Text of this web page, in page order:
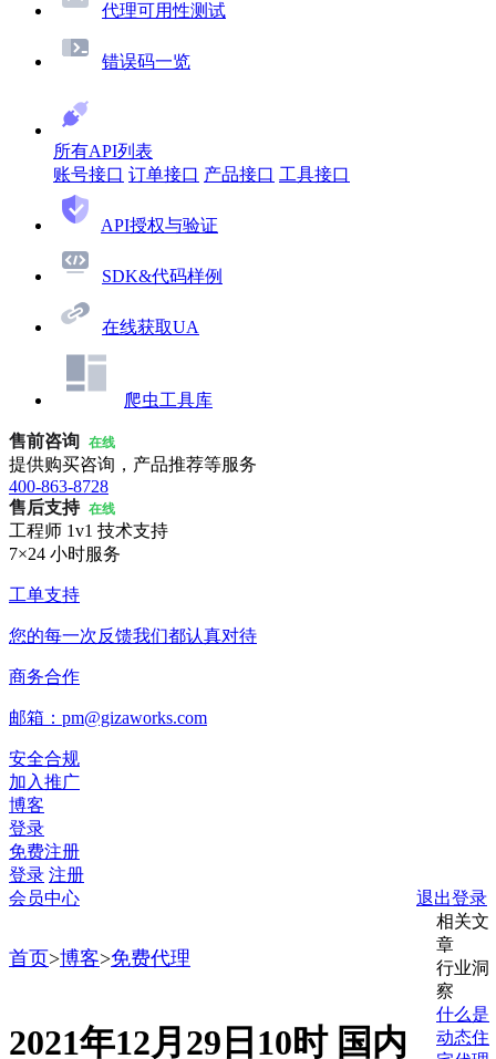
代理可用性测试
错误码一览
所有API列表
账号接口 订单接口 产品接口 工具接口
API授权与验证
SDK&代码样例
在线获取UA
爬虫工具库
售前咨询 在线
提供购买咨询，产品推荐等服务
400-863-8728
售后支持 在线
工程师 1v1 技术支持
7×24 小时服务
工单支持
您的每一次反馈我们都认真对待
商务合作
邮箱：pm@gizaworks.com
安全合规
加入推广
博客
登录
免费注册
登录 注册
会员中心
退出登录
首页>博客>免费代理
2021年12月29日10时 国内
相关文
章
行业洞
察
什么是
动态住